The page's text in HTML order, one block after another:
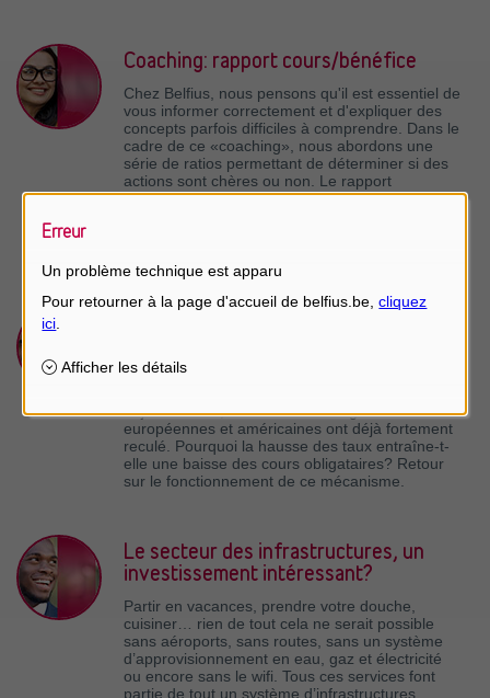
Coaching: rapport cours/bénéfice
Chez Belfius, nous pensons qu'il est essentiel de
vous informer correctement et d'expliquer des
concepts parfois difficiles à comprendre. Dans le
cadre de ce «coaching», nous abordons une
série de ratios permettant de déterminer si des
actions sont chères ou non. Le rapport
cours/bénéfice est le ratio le plus utilisé, mais
La hausse des taux joue les trouble-fêtes sur les
déjà. En 2022, les cours des obligations d'État
européennes et américaines ont déjà fortement
reculé. Pourquoi la hausse des taux entraîne-t-
elle une baisse des cours obligataires? Retour
sur le fonctionnement de ce mécanisme.
Le secteur des infrastructures, un
investissement intéressant?
Partir en vacances, prendre votre douche,
cuisiner… rien de tout cela ne serait possible
sans aéroports, sans routes, sans un système
d’approvisionnement en eau, gaz et électricité
ou encore sans le wifi. Tous ces services font
partie de tout un système d’infrastructures,
Erreur
Un problème technique est apparu